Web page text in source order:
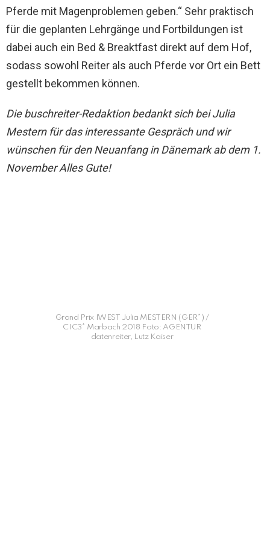
Pferde mit Magenproblemen geben.“ Sehr praktisch
für die geplanten Lehrgänge und Fortbildungen ist
dabei auch ein Bed & Breaktfast direkt auf dem Hof,
sodass sowohl Reiter als auch Pferde vor Ort ein Bett
gestellt bekommen können.
Die buschreiter-Redaktion bedankt sich bei Julia
Mestern für das interessante Gespräch und wir
wünschen für den Neuanfang in Dänemark ab dem 1.
November Alles Gute!
Grand Prix IWEST Julia MESTERN (GER*) /
CIC3* Marbach 2018 Foto: AGENTUR
datenreiter, Lutz Kaiser